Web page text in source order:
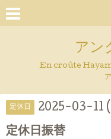
アン
En croûte Hayama
定休日 2025-03-11
定休日振替